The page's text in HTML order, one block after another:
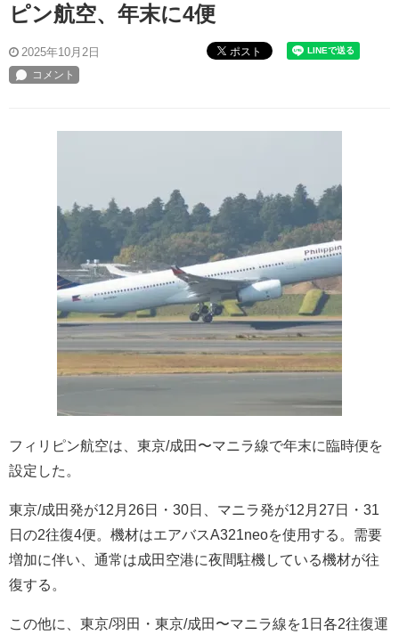
ピン航空、年末に4便
2025年10月2日 ポスト
フィリピン航空は、東京/成田〜マニラ線で年末に臨時便を
設定した。
東京/成田発が12月26日・30日、マニラ発が12月27日・31
日の2往復4便。機材はエアバスA321neoを使用する。需要
増加に伴い、通常は成田空港に夜間駐機している機材が往
復する。
この他に、東京/羽田・東京/成田〜マニラ線を1日各2往復運